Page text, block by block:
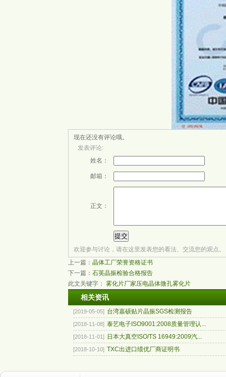
现在还没有评论哦。
发表评论:
姓名：
邮箱：
正文：
欢迎参与讨论，请在这里发表您的看法、交流您的观点。
上一篇： 晶体工厂荣誉资格证书
下一篇： 石英晶振检验合格报告
此文关键字： 雾化片厂家压电晶体微孔雾化片
相关资讯
[2019-05-05] 台湾嘉硕贴片晶振SGS检测报告
[2018-11-08] 泰艺电子ISO9001:2008质量管理认...
[2018-11-01] 日本大真空ISO/TS 16949:2009汽...
[2018-10-10] TXC出进口绩优厂商证明书